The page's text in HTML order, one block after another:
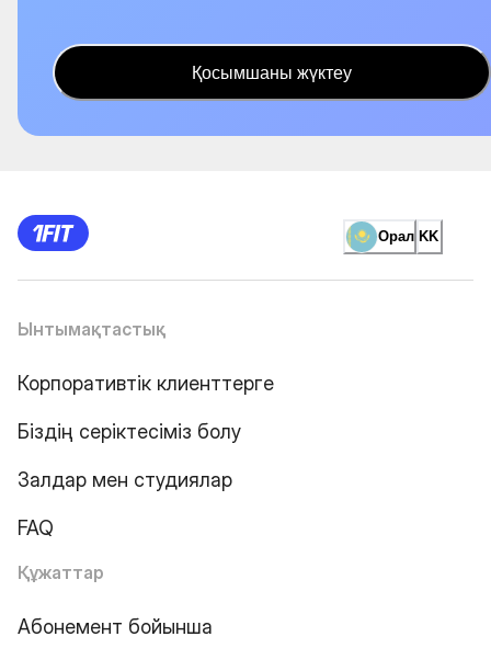
Қосымшаны жүктеу
Орал KK
Ынтымақтастық
Корпоративтік клиенттерге
Біздің серіктесіміз болу
Залдар мен студиялар
FAQ
Құжаттар
Абонемент бойынша